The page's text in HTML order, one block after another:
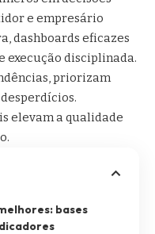
e empresário
dashboards eficazes
execução disciplinada.
priorizam
elevam a qualidade
bases